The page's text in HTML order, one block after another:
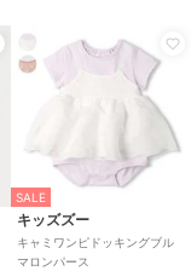
SALE
キッズズー
キャミワンピドッキングブル
マロンパース